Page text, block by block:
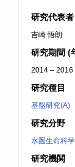
研究代表者
吉崎 悟朗
研究期間 (
2014 – 2016
研究種目
基盤研究(A)
研究分野
水圏生命科学
研究機関